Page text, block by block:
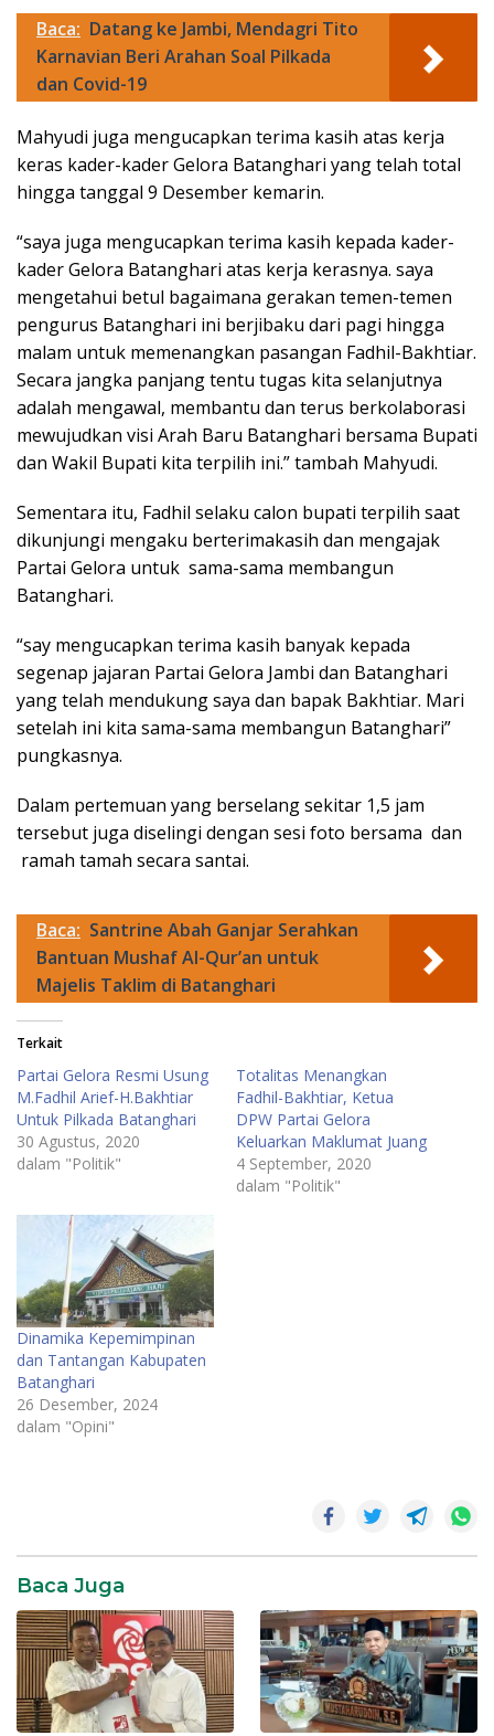
Baca: Datang ke Jambi, Mendagri Tito
Karnavian Beri Arahan Soal Pilkada
dan Covid-19
Mahyudi juga mengucapkan terima kasih atas kerja
keras kader-kader Gelora Batanghari yang telah total
hingga tanggal 9 Desember kemarin.
“saya juga mengucapkan terima kasih kepada kader-
kader Gelora Batanghari atas kerja kerasnya. saya
mengetahui betul bagaimana gerakan temen-temen
pengurus Batanghari ini berjibaku dari pagi hingga
malam untuk memenangkan pasangan Fadhil-Bakhtiar.
Secara jangka panjang tentu tugas kita selanjutnya
adalah mengawal, membantu dan terus berkolaborasi
mewujudkan visi Arah Baru Batanghari bersama Bupati
dan Wakil Bupati kita terpilih ini.” tambah Mahyudi.
Sementara itu, Fadhil selaku calon bupati terpilih saat
dikunjungi mengaku berterimakasih dan mengajak
Partai Gelora untuk sama-sama membangun
Batanghari.
“say mengucapkan terima kasih banyak kepada
segenap jajaran Partai Gelora Jambi dan Batanghari
yang telah mendukung saya dan bapak Bakhtiar. Mari
setelah ini kita sama-sama membangun Batanghari”
pungkasnya.
Dalam pertemuan yang berselang sekitar 1,5 jam
tersebut juga diselingi dengan sesi foto bersama dan
ramah tamah secara santai.
Baca: Santrine Abah Ganjar Serahkan
Bantuan Mushaf Al-Qur’an untuk
Majelis Taklim di Batanghari
Terkait
Partai Gelora Resmi Usung
M.Fadhil Arief-H.Bakhtiar
Untuk Pilkada Batanghari
30 Agustus, 2020
dalam "Politik"
Totalitas Menangkan
Fadhil-Bakhtiar, Ketua
DPW Partai Gelora
Keluarkan Maklumat Juang
4 September, 2020
dalam "Politik"
Dinamika Kepemimpinan
dan Tantangan Kabupaten
Batanghari
26 Desember, 2024
dalam "Opini"
Baca Juga